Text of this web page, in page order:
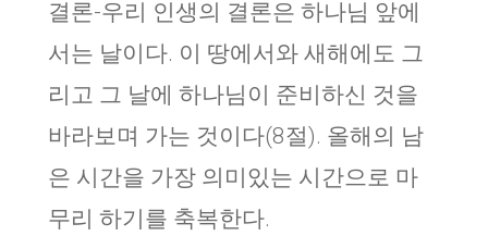
결론-우리 인생의 결론은 하나님 앞에
서는 날이다. 이 땅에서와 새해에도 그
리고 그 날에 하나님이 준비하신 것을
바라보며 가는 것이다(8절). 올해의 남
은 시간을 가장 의미있는 시간으로 마
무리 하기를 축복한다.